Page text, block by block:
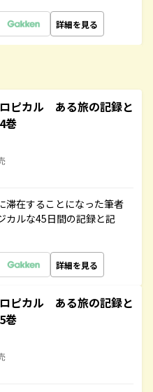
詳細を見る
ピカル ある旅の記録と
巻
滞在することになった筆者
カルな45日間の記録と記
詳細を見る
ピカル ある旅の記録と
巻